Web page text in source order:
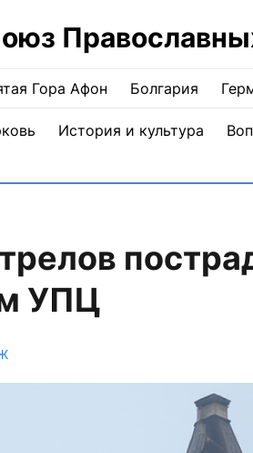
Гора Афон Болгария
История и культура
УПЦ